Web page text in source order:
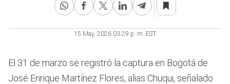
15 May, 2026 03:29 p. m. EST
El 31 de marzo se registró la captura en Bogotá de
José Enrique Martínez Flores, alias Chuqui, señalado